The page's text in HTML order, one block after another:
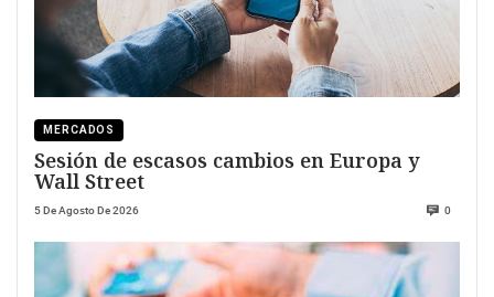
MERCADOS
Sesión de escasos cambios en Europa y
Wall Street
5 De Agosto De 2026 0